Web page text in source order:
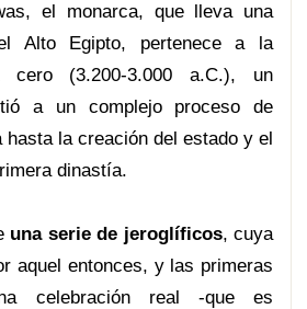
el monarca, que lleva una
Alto Egipto, pertenece a la
cero (3.200-3.000 a.C.), un
a un complejo proceso de
la creación del estado y el
dinastía.
una serie de jeroglíficos, cuya
aquel entonces, y las primeras
celebración real -que es